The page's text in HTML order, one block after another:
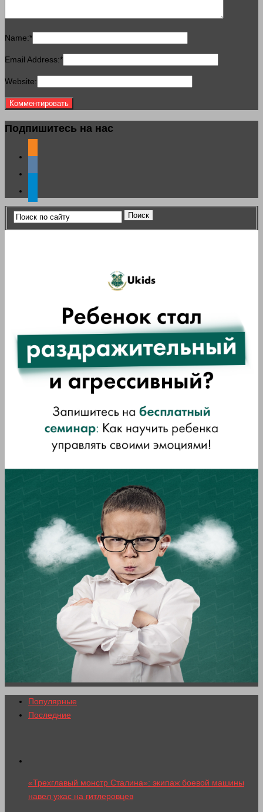
Name:*
Email Address:*
Website:
Подпишитесь на нас
Популярные
Последние
«Трехглавый монстр Сталина»: экипаж боевой машины
навел ужас на гитлеровцев